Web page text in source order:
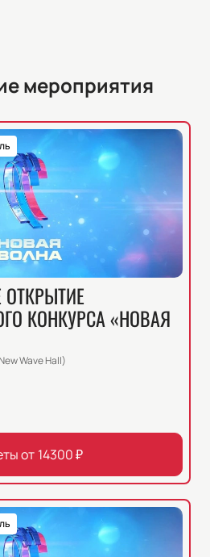
мероприятия
КОНКУРСА «НОВАЯ
Wave Hall)
от 14300₽